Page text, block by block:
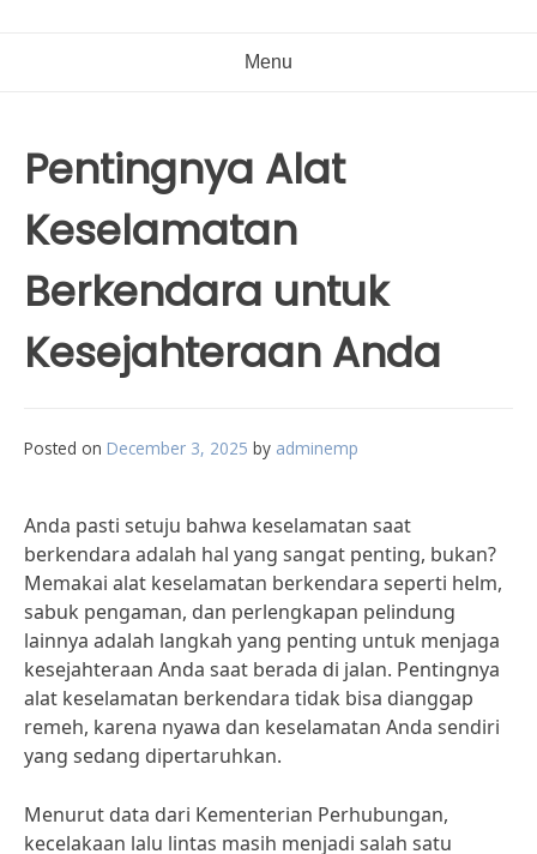
Menu
Pentingnya Alat
Keselamatan
Berkendara untuk
Kesejahteraan Anda
Posted on December 3, 2025 by adminemp
Anda pasti setuju bahwa keselamatan saat
berkendara adalah hal yang sangat penting, bukan?
Memakai alat keselamatan berkendara seperti helm,
sabuk pengaman, dan perlengkapan pelindung
lainnya adalah langkah yang penting untuk menjaga
kesejahteraan Anda saat berada di jalan. Pentingnya
alat keselamatan berkendara tidak bisa dianggap
remeh, karena nyawa dan keselamatan Anda sendiri
yang sedang dipertaruhkan.
Menurut data dari Kementerian Perhubungan,
kecelakaan lalu lintas masih menjadi salah satu